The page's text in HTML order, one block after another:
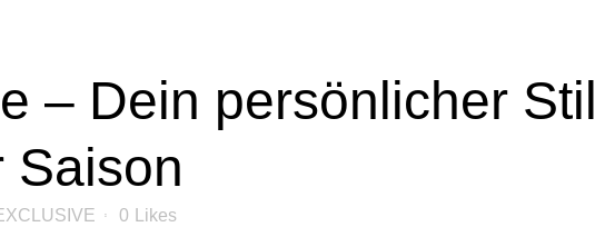
– Dein persönlicher Stil
Saison
0 Likes